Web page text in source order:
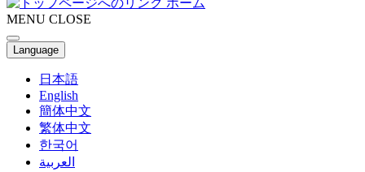
ホーム
MENU CLOSE
Language
日本語
English
簡体中文
繁体中文
한국어
العربية